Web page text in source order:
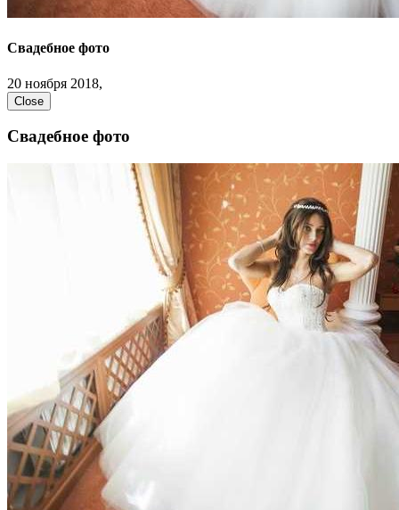
Свадебное фото
20 ноября 2018,
Close
Свадебное фото